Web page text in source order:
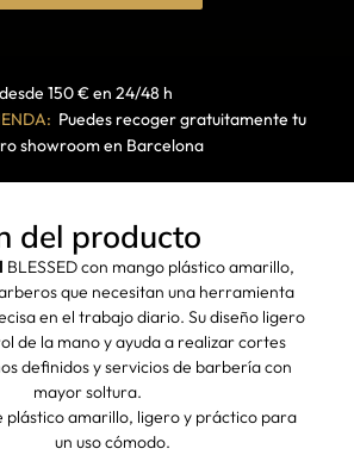
desde 150 € en 24/48 h
Puedes recoger gratuitamente tu
showroom en Barcelona
del producto
BLESSED con mango plástico amarillo,
que necesitan una herramienta
en el trabajo diario. Su diseño ligero
de la mano y ayuda a realizar cortes
definidos y servicios de barbería con
mayor soltura.
plástico amarillo, ligero y práctico para
un uso cómodo.